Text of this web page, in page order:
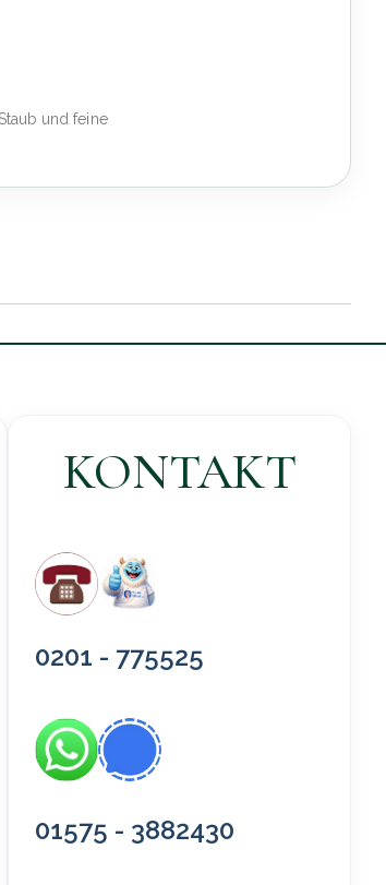
und feine
KONTAKT
0201 - 775525
01575 - 3882430